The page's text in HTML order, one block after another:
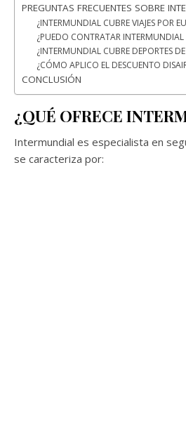
PREGUNTAS FRECUENTES SOBRE
¿INTERMUNDIAL CUBRE VIAJES POR
¿PUEDO CONTRATAR INTERMUNDIAL
¿INTERMUNDIAL CUBRE DEPORTES
¿CÓMO APLICO EL DESCUENTO
CONCLUSIÓN
¿QUÉ OFRECE
Intermundial es especialista en
se caracteriza por: